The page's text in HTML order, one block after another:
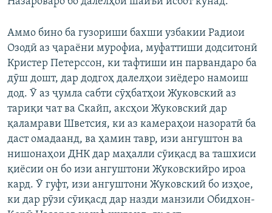
Аммо бино ба гузориши бахши узбакии Радиои
Озодӣ аз ҷараёни мурофиа, муфаттиши додситонӣ
Кристер Петерссон, ки тафтиши ин парвандаро ба
дӯш дошт, дар додгоҳ далелҳои зиёдеро намоиш
дод. Ӯ аз ҷумла сабти сӯҳбатҳои Жуковский аз
тариқи чат ва Скайп, аксҳои Жуковский дар
қаламрави Шветсия, ки аз камераҳои назоратӣ ба
даст омадаанд, ва ҳамин тавр, изи ангуштон ва
нишонаҳои ДНК дар маҳалли сӯиқасд ва ташхиси
қиёсии он бо изи ангуштони Жуковскийро ироа
кард. Ӯ гуфт, изи ангуштони Жуковский бо изҳое,
ки дар рӯзи сӯиқасд дар назди манзили Обидхон-